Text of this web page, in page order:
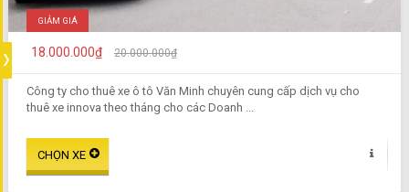
GIẢM GIÁ
18.000.000₫ 20.000.000₫
Công ty cho thuê xe ô tô Văn Minh chuyên cung cấp dịch vụ cho
thuê xe innova theo tháng cho các Doanh ...